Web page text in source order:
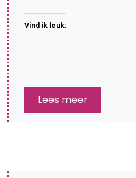
Vind ik leuk:
Lees meer